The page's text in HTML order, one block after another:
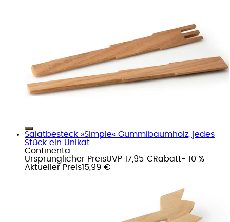
Salatbesteck »Simple« Gummibaumholz, jedes
Stück ein Unikat
Continenta
Ursprünglicher PreisUVP 17,95 €Rabatt- 10 %
Aktueller Preis15,99 €